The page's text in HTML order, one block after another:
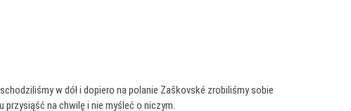
w dół i dopiero na polanie Zaškovské zrobiliśmy sobie
przysiąść na chwilę i nie myśleć o niczym.